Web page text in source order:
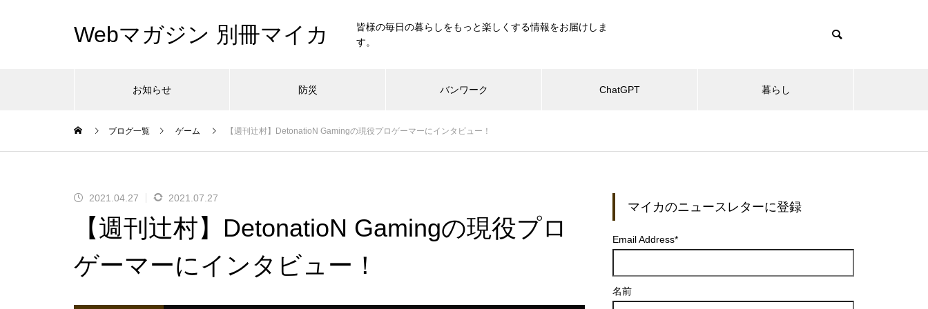
Webマガジン 別冊マイカ
皆様の毎日の暮らしをもっと楽しくする情報をお届けしま
す。
お知らせ 防災 バンワーク ChatGPT 暮らし
ブログ一覧 ゲーム 【週刊辻村】DetonatioN Gamingの現役プロゲーマーにインタビュー！
2021.04.27 2021.07.27
【週刊辻村】DetonatioN Gamingの現役プロ
ゲーマーにインタビュー！
マイカのニュースレターに登録
Email Address*
名前